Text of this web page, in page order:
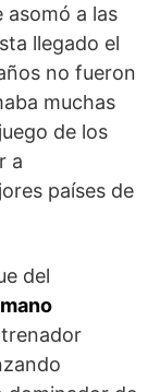
asomó a las
llegado el
no fueron
muchas
de los
a
países de
del